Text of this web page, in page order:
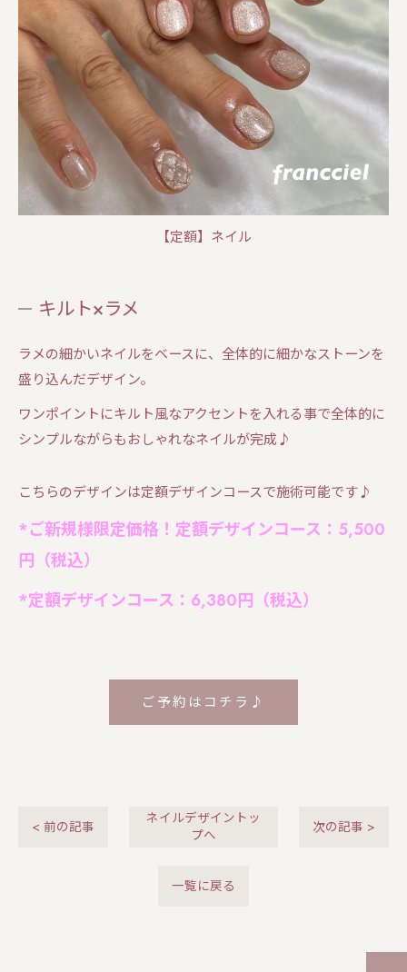
【定額】ネイル
キルト×ラメ
ラメの細かいネイルをベースに、全体的に細かなストーンを
盛り込んだデザイン。
ワンポイントにキルト風なアクセントを入れる事で全体的に
シンプルながらもおしゃれなネイルが完成♪
こちらのデザインは定額デザインコースで施術可能です♪
*ご新規様限定価格！定額デザインコース：5,500
円（税込）
*定額デザインコース：6,380円（税込）
ご予約はコチラ♪
< 前の記事
ネイルデザイントッ
プへ
次の記事 >
一覧に戻る